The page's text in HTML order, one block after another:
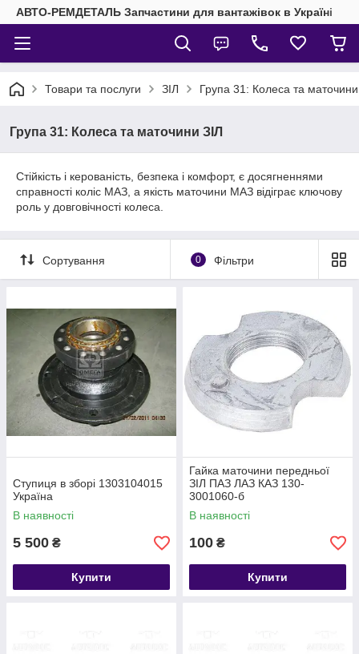
АВТО-РЕМДЕТАЛЬ Запчастини для вантажівок в Україні
Товари та послуги ЗІЛ Група 31: Колеса та
Група 31: Колеса та маточини ЗІЛ
Стійкість і керованість, безпека і комфорт, є досягненнями
справності коліс МАЗ, а якість маточини МАЗ відіграє ключову
роль у довговічності колеса.
Сортування 0 Фільтри
Ступиця в зборі 1303104015
Україна
В наявності
5 500 ₴
Купити
Гайка маточини передньої
ЗІЛ ПАЗ ЛАЗ КАЗ 130-
3001060-б
В наявності
100 ₴
Купити